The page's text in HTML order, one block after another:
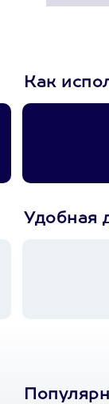
Как
Удобная